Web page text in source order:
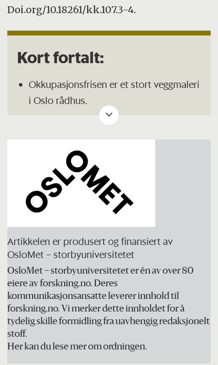
Doi.org/10.18261/kk.107.3-4.
Kort fortalt:
Okkupasjonsfrisen er et stort veggmaleri
i Oslo rådhus.
Verket kombinerer Norges krigshistorie
med familien til Alf Rolfsens private liv
under krigen.
Gjennom familiearkiv får vi en ny
forståelse av kunstverket. Familiearkivet
er brukt som grunnlag for forskningen.
Artikkelen er produsert og finansiert av
OsloMet – storbyuniversitetet
OsloMet – storbyuniversitetet er én av over 80
eiere av forskning.no. Deres
kommunikasjonsansatte leverer innhold til
forskning.no. Vi merker dette innholdet for å
tydelig skille formidling fra uavhengig redaksjonelt
stoff.
Her kan du lese mer om ordningen.